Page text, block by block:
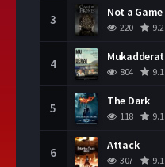
3 Not a Game
220 9.2
4 Mukadderat
804 9.1
5 The Dark
118 9.1
6 Attack
307 9.1